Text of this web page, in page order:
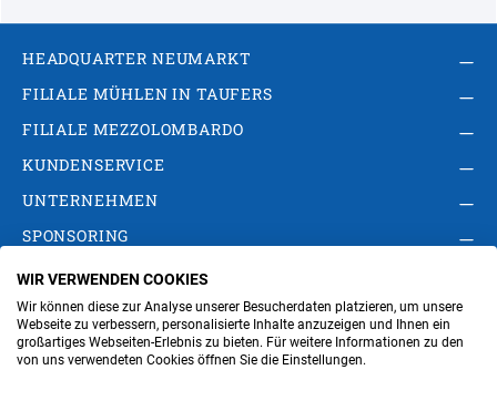
HEADQUARTER NEUMARKT
FILIALE MÜHLEN IN TAUFERS
FILIALE MEZZOLOMBARDO
KUNDENSERVICE
UNTERNEHMEN
SPONSORING
AGB Privacy Policy
Impressum
Cookie-Einstellungen ändern
Verwaltung
WIR VERWENDEN COOKIES
Wir können diese zur Analyse unserer Besucherdaten platzieren, um unsere
Webseite zu verbessern, personalisierte Inhalte anzuzeigen und Ihnen ein
großartiges Webseiten-Erlebnis zu bieten. Für weitere Informationen zu den
von uns verwendeten Cookies öffnen Sie die Einstellungen.